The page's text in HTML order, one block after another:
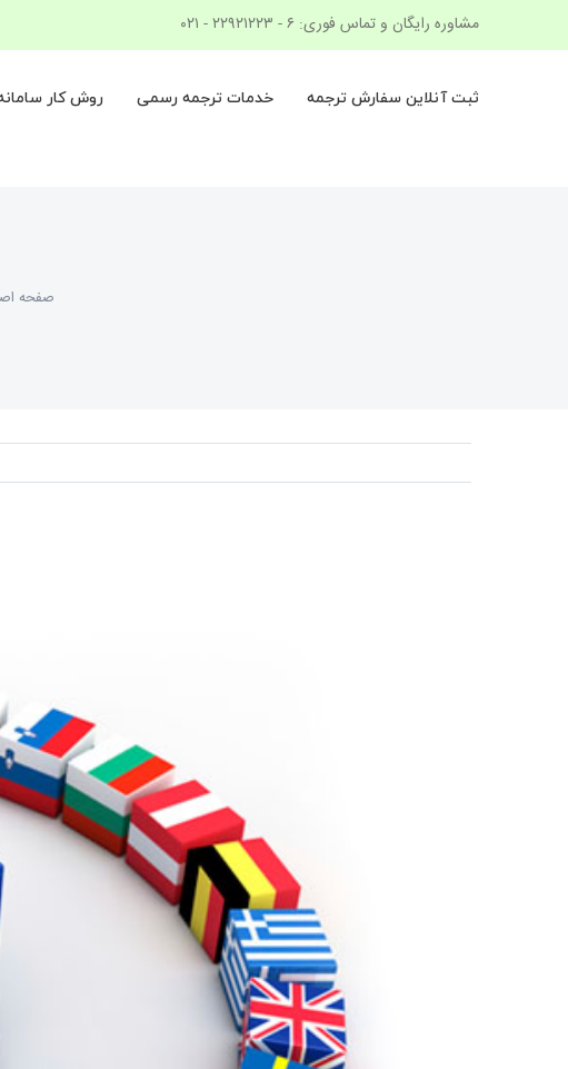
to
مشاوره رایگان و تماس فوری: ۶ - ۲۲۹۲۱۲۲۳ - ۰۲۱
ثبت آنلاین سفارش ترجمه خدمات ترجمه رسمی روش کار
صفحه